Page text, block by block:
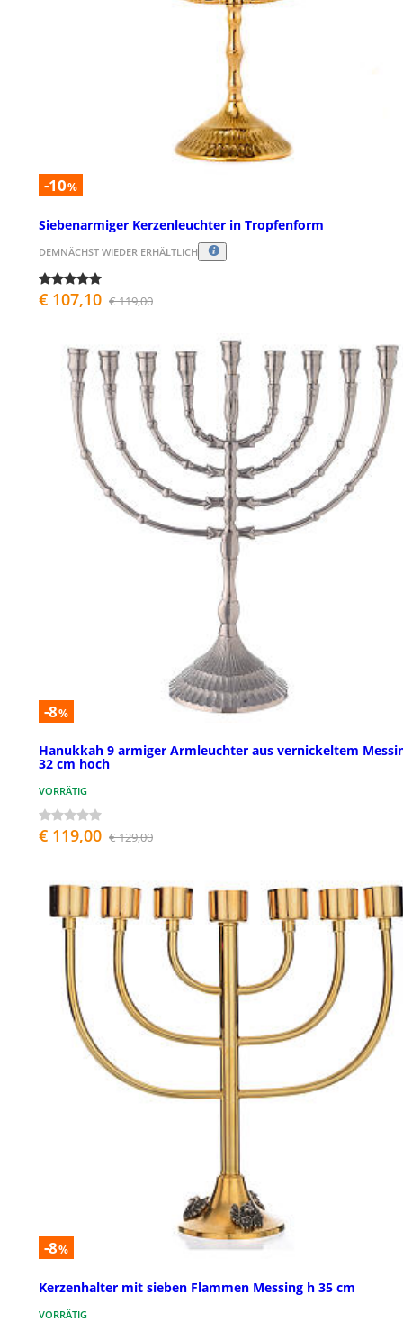
-10%
Siebenarmiger Kerzenleuchter in Tropfenform
DEMNÄCHST WIEDER ERHÄLTLICH
€ 107,10 € 119,00
-8%
Hanukkah 9 armiger Armleuchter aus vernickeltem
32 cm hoch
VORRÄTIG
€ 119,00 € 129,00
-8%
Kerzenhalter mit sieben Flammen Messing h 35 cm
VORRÄTIG